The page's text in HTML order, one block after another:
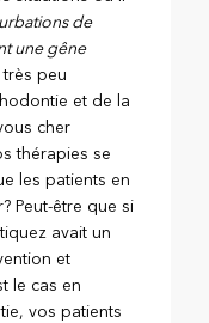
de
une gêne
peu
et de la
cher
thérapies se
les patients en
Peut-être que si
avait un
et
le cas en
vos patients